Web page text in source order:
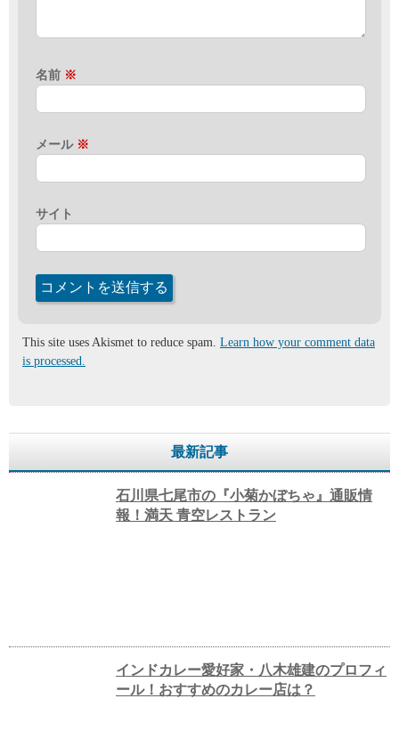
名前 ※
メール ※
サイト
This site uses Akismet to reduce spam. Learn how your comment data
is processed.
最新記事
石川県七尾市の『小菊かぼちゃ』通販情
報！満天 青空レストラン
インドカレー愛好家・八木雄建のプロフィ
ール！おすすめのカレー店は？